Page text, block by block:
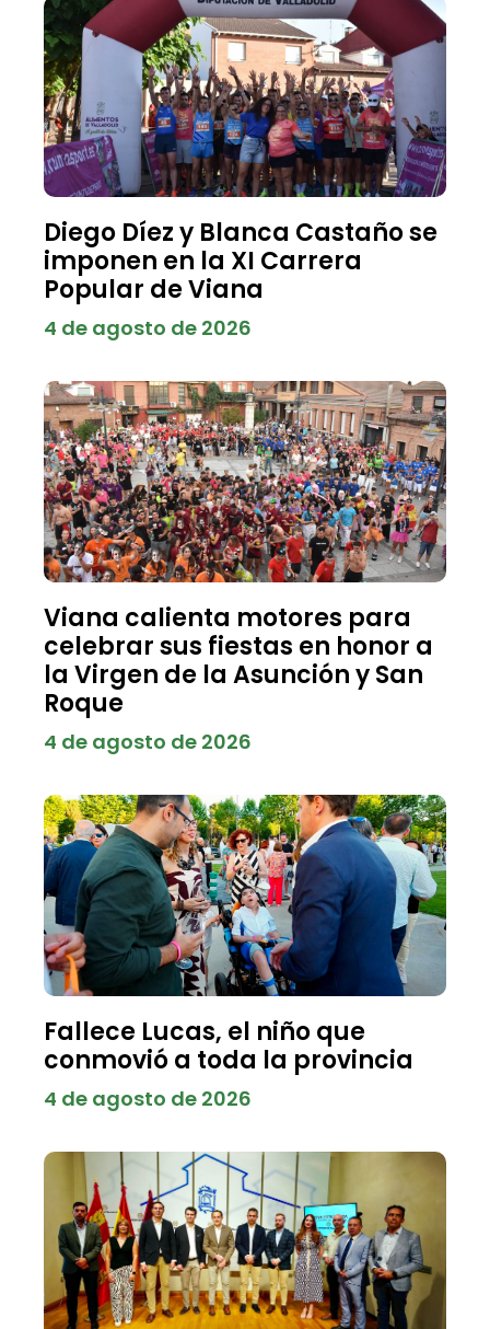
Diego Díez y Blanca Castaño se
imponen en la XI Carrera
Popular de Viana
4 de agosto de 2026
Viana calienta motores para
celebrar sus fiestas en honor a
la Virgen de la Asunción y San
Roque
4 de agosto de 2026
Fallece Lucas, el niño que
conmovió a toda la provincia
4 de agosto de 2026